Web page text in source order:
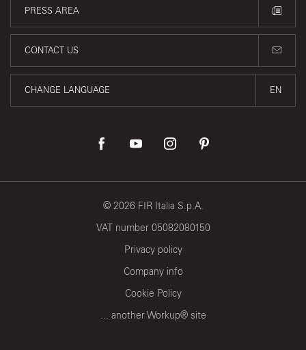
PRESS AREA
CONTACT US
CHANGE LANGUAGE EN
© 2026 FIR Italia S.p.A.
VAT number 05082080150
Privacy policy
Company info
Cookie Policy
... another Workup® site